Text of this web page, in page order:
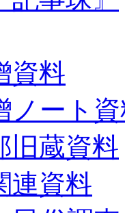
資料
ノート
旧蔵資料
連資料